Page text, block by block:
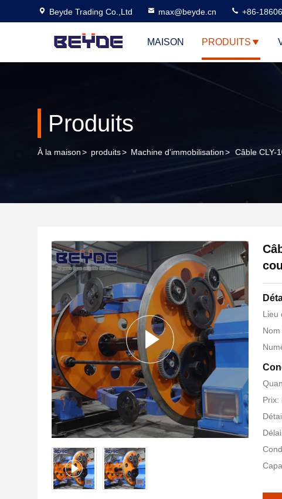
Beyde Trading Co.,Ltd max@beyde.cn +86-
MAISON PRODUITS
Produits
À la maison> produits> Machine d'immobilisation> Câble CLY-
Lieu
Prix: